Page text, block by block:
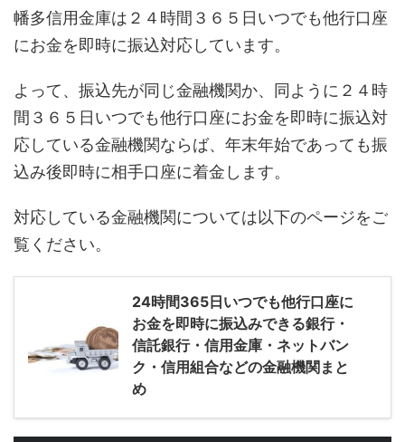
幡多信用金庫は２４時間３６５日いつでも他行口座
にお金を即時に振込対応しています。
よって、振込先が同じ金融機関か、同ように２４時
間３６５日いつでも他行口座にお金を即時に振込対
応している金融機関ならば、年末年始であっても振
込み後即時に相手口座に着金します。
対応している金融機関については以下のページをご
覧ください。
24時間365日いつでも他行口座に
お金を即時に振込みできる銀行・
信託銀行・信用金庫・ネットバン
ク・信用組合などの金融機関まと
め